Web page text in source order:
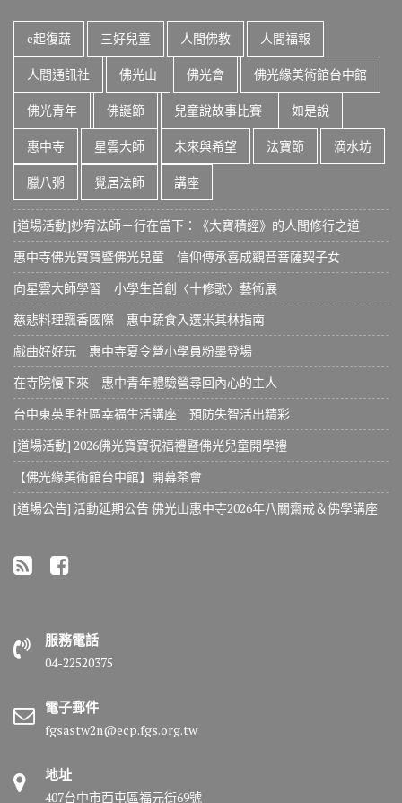
e起復蔬 三好兒童 人間佛教 人間福報
人間通訊社 佛光山 佛光會 佛光緣美術館台中館
佛光青年 佛誕節 兒童說故事比賽 如是說
惠中寺 星雲大師 未來與希望 法寶節 滴水坊
臘八粥 覺居法師 講座
[道場活動]妙宥法師－行在當下：《大寶積經》的人間修行之道
惠中寺佛光寶寶暨佛光兒童 信仰傳承喜成觀音菩薩契子女
向星雲大師學習 小學生首創〈十修歌〉藝術展
慈悲料理飄香國際 惠中蔬食入選米其林指南
戲曲好好玩 惠中寺夏令營小學員粉墨登場
在寺院慢下來 惠中青年體驗營尋回內心的主人
台中東英里社區幸福生活講座 預防失智活出精彩
[道場活動] 2026佛光寶寶祝福禮暨佛光兒童開學禮
【佛光緣美術館台中館】開幕茶會
[道場公告] 活動延期公告 佛光山惠中寺2026年八關齋戒＆佛學講座
服務電話
04-22520375
電子郵件
fgsastw2n@ecp.fgs.org.tw
地址
407台中市西屯區福元街69號